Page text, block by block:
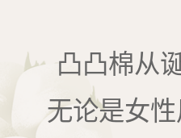
凸凸棉从
无论是女